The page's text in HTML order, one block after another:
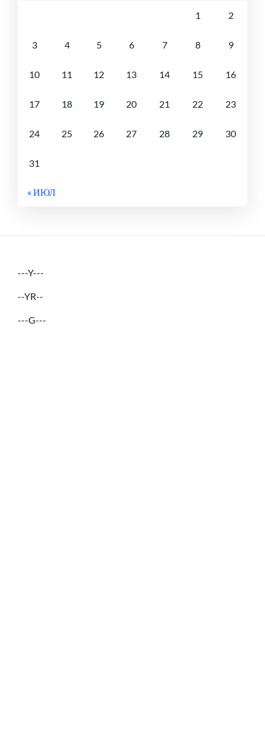
1 2
3 4 5 6 7 8 9
10 11 12 13 14 15 16
17 18 19 20 21 22 23
24 25 26 27 28 29 30
31
« ИЮЛ
---Y---
--YR--
---G---